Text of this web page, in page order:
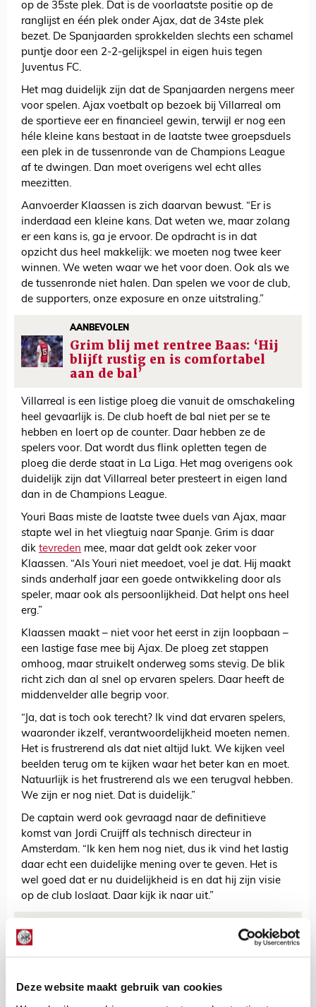
Deze website maakt gebruik van cookies
op de 35ste plek. Dat is de voorlaatste positie op de
ranglijst en één plek onder Ajax, dat de 34ste plek
bezet. De Spanjaarden sprokkelden slechts een schamel
puntje door een 2-2-gelijkspel in eigen huis tegen
Juventus FC.
Het mag duidelijk zijn dat de Spanjaarden nergens meer
voor spelen. Ajax voetbalt op bezoek bij Villarreal om
de sportieve eer en financieel gewin, terwijl er nog een
héle kleine kans bestaat in de laatste twee groepsduels
een plek in de tussenronde van de Champions League
af te dwingen. Dan moet overigens wel echt alles
meezitten.
Aanvoerder Klaassen is zich daarvan bewust. “Er is
inderdaad een kleine kans. Dat weten we, maar zolang
er een kans is, ga je ervoor. De opdracht is in dat
opzicht dus heel makkelijk: we moeten nog twee keer
winnen. We weten waar we het voor doen. Ook als we
de tussenronde niet halen. Dan spelen we voor de club,
de supporters, onze exposure en onze uitstraling.”
AANBEVOLEN
Grim blij met rentree Baas: ‘Hij
blijft rustig en is comfortabel
aan de bal’
Villarreal is een listige ploeg die vanuit de omschakeling
heel gevaarlijk is. De club hoeft de bal niet per se te
hebben en loert op de counter. Daar hebben ze de
spelers voor. Dat wordt dus flink opletten tegen de
ploeg die derde staat in La Liga. Het mag overigens ook
duidelijk zijn dat Villarreal beter presteert in eigen land
dan in de Champions League.
Youri Baas miste de laatste twee duels van Ajax, maar
stapte wel in het vliegtuig naar Spanje. Grim is daar
dik tevreden mee, maar dat geldt ook zeker voor
Klaassen. “Als Youri niet meedoet, voel je dat. Hij maakt
sinds anderhalf jaar een goede ontwikkeling door als
speler, maar ook als persoonlijkheid. Dat helpt ons heel
erg.”
Klaassen maakt – niet voor het eerst in zijn loopbaan –
een lastige fase mee bij Ajax. De ploeg zet stappen
omhoog, maar struikelt onderweg soms stevig. De blik
richt zich dan al snel op ervaren spelers. Daar heeft de
middenvelder alle begrip voor.
“Ja, dat is toch ook terecht? Ik vind dat ervaren spelers,
waaronder ikzelf, verantwoordelijkheid moeten nemen.
Het is frustrerend als dat niet altijd lukt. We kijken veel
beelden terug om te kijken waar het beter kan en moet.
Natuurlijk is het frustrerend als we een terugval hebben.
We zijn er nog niet. Dat is duidelijk.”
De captain werd ook gevraagd naar de definitieve
komst van Jordi Cruijff als technisch directeur in
Amsterdam. “Ik ken hem nog niet, dus ik vind het lastig
daar echt een duidelijke mening over te geven. Het is
wel goed dat er nu duidelijkheid is en dat hij zijn visie
op de club loslaat. Daar kijk ik naar uit.”
Agressief douchegordijn en
prachtig eerbetoon aan trouwe